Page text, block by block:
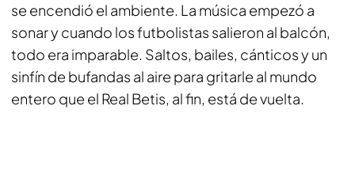
se encendió el ambiente. La música empezó a
sonar y cuando los futbolistas salieron al balcón,
todo era imparable. Saltos, bailes, cánticos y un
sinfín de bufandas al aire para gritarle al mundo
entero que el Real Betis, al fin, está de vuelta.